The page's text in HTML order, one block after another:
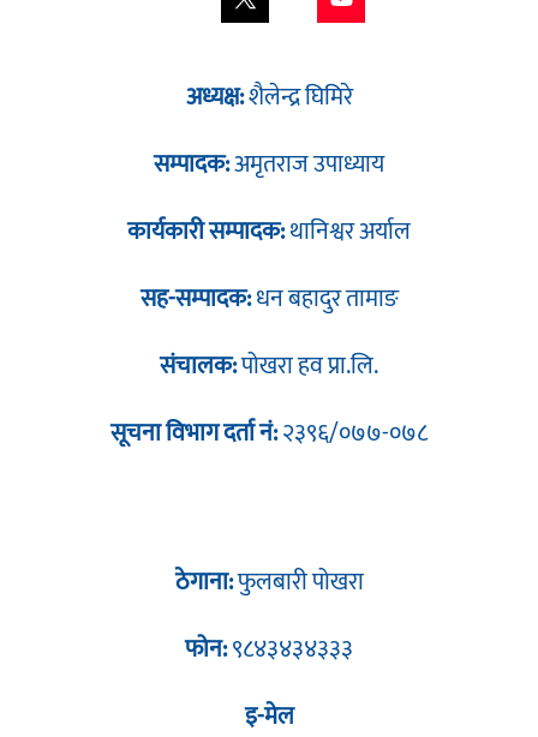
अध्यक्ष:शैलेन्द्र घिमिरे
सम्पादक:अमृतराज उपाध्याय
कार्यकारी सम्पादक:थानिश्वर अर्याल
सह-सम्पादक:धन बहादुर तामाङ
संचालक:पोखरा हव प्रा.लि.
सूचना विभाग दर्ता नं:२३९६/०७७-०७८
ठेगाना:फुलबारी पोखरा
फोन:९८४३४३४३३३
इ-मेल